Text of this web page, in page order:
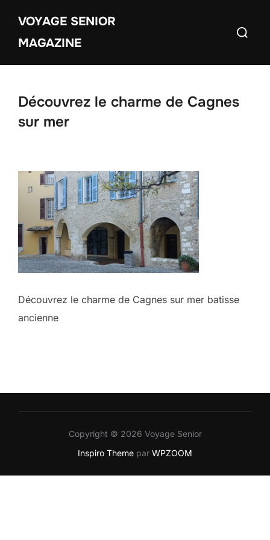
contenu
VOYAGE SENIOR
MAGAZINE
Découvrez le charme de Cagnes
sur mer
Découvrez le charme de Cagnes sur mer batisse
ancienne
Copyright © 2026 Voyage Senior
Inspiro Theme par WPZOOM